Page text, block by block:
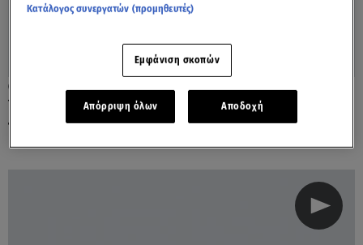
Υπόθεση 8χρονης Αλεξίας: Κατάσχεται η
περιουσία του 54χρονου κατηγορούμενου
Κατάλογος συνεργατών (προμηθευτές)
Εμφάνιση σκοπών
Απόρριψη όλων Αποδοχή